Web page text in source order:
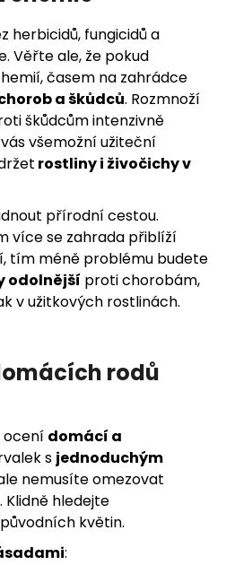
herbicidů, fungicidů a
Věřte ale, že pokud
časem na zahrádce
a škůdců. Rozmnoží
škůdcům intenzivně
všemožní užiteční
rostliny i živočichy v
přírodní cestou.
více se zahrada přiblíží
tím méně problému budete
odolnější proti chorobám,
v užitkových rostlinách.
rodů
ocení domácí a
s jednoduchým
nemusíte omezovat
Klidně hledejte
květin.
: